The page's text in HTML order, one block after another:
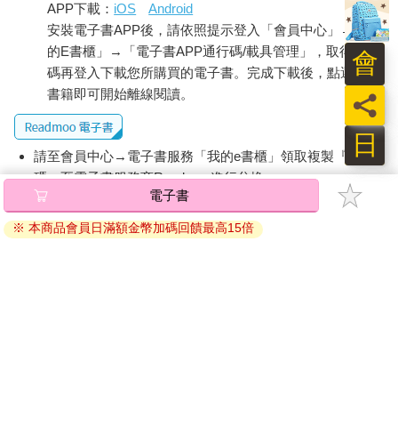
APP下載： iOS
Android
安裝電子書APP後，請依照提示登入「會員中心」→「我
的E書櫃」→「電子書APP通行碼/載具管理」，取得通行
碼再登入下載您所購買的電子書。完成下載後，點選任一
書籍即可開始離線閱讀。
請至會員中心→電子書服務「我的e書櫃」領取複製『兌換
碼』至電子書服務商Readmoo進行兌換。
退換貨須知：
因版權保護，您在金石堂所購買的電子書僅能以金石堂專屬
日
員
會